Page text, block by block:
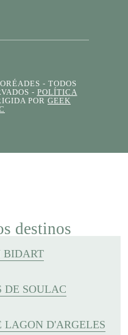
- TODOS
- POLÍTICA
POR GEEK
destinos
BIDART
DE SOULAC
LAGON D'ARGELES